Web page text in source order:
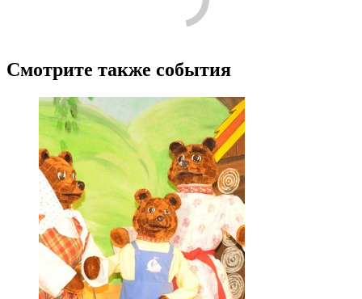
Смотрите также события